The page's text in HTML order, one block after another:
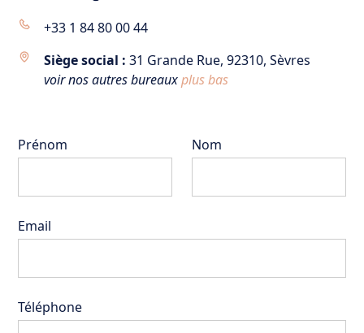
+33 1 84 80 00 44
Siège social : 31 Grande Rue, 92310, Sèvres
voir nos autres bureauxplus bas
Prénom Nom
Email
Téléphone